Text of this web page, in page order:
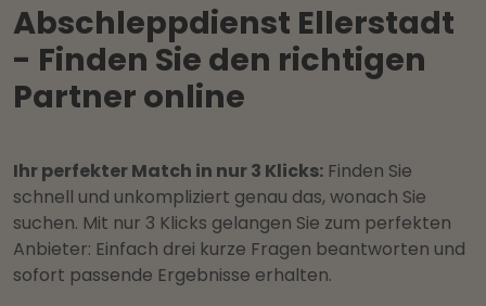
Abschleppdienst Ellerstadt
- Finden Sie den richtigen
Partner online
Ihr perfekter Match in nur 3 Klicks: Finden Sie
schnell und unkompliziert genau das, wonach Sie
suchen. Mit nur 3 Klicks gelangen Sie zum perfekten
Anbieter: Einfach drei kurze Fragen beantworten und
sofort passende Ergebnisse erhalten.